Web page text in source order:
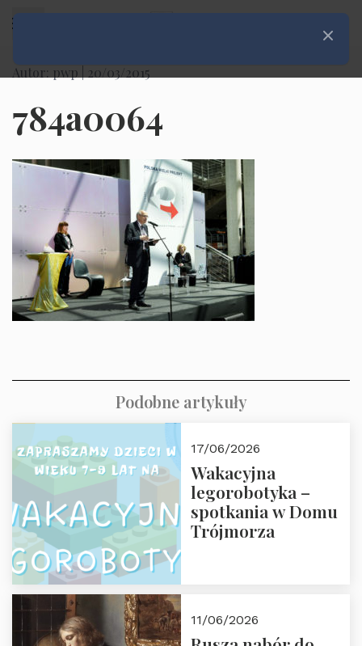
Autor: pwp | 20/03/2015
784a0064
Podobne artykuły
17/06/2026
Wakacyjna
legorobotyka –
spotkania w Domu
Trójmorza
11/06/2026
Zamknij